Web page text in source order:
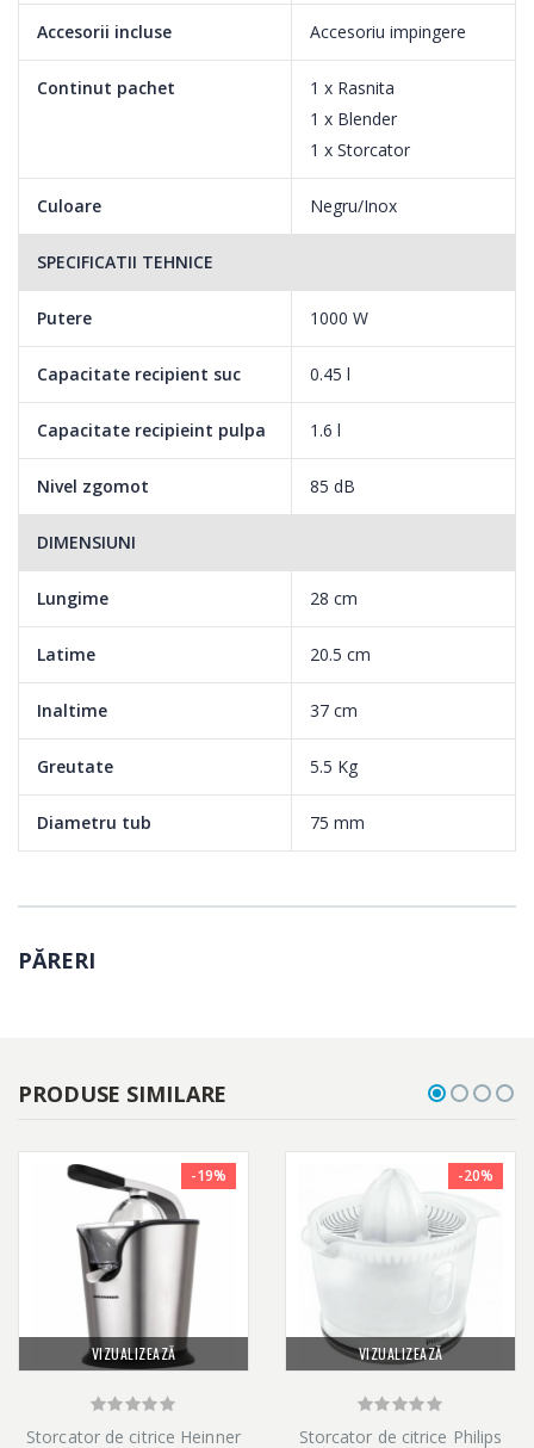
Accesorii incluse Accesoriu impingere
Continut pachet
1 x Rasnita
1 x Blender
1 x Storcator
Culoare Negru/Inox
SPECIFICATII TEHNICE
Putere 1000 W
Capacitate recipient suc 0.45 l
Capacitate recipieint pulpa 1.6 l
Nivel zgomot 85 dB
DIMENSIUNI
Lungime 28 cm
Latime 20.5 cm
Inaltime 37 cm
Greutate 5.5 Kg
Diametru tub 75 mm
PĂRERI
PRODUSE SIMILARE
VIZUALIZEAZĂ
-19%
Storcator de citrice Heinner
VIZUALIZEAZĂ
-20%
Storcator de citrice Philips